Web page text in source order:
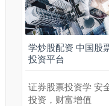
学炒股配资 中国股
投资平台
证券股票投资学 安
投资，财富增值